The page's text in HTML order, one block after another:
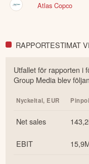
Atlas Copco
RAPPORTESTIMAT
Utfallet för rapporten i
Group Media blev
Nyckeltal, EUR
Net sales
EBIT